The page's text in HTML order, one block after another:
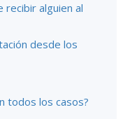
recibir alguien al
desde los
todos los casos?